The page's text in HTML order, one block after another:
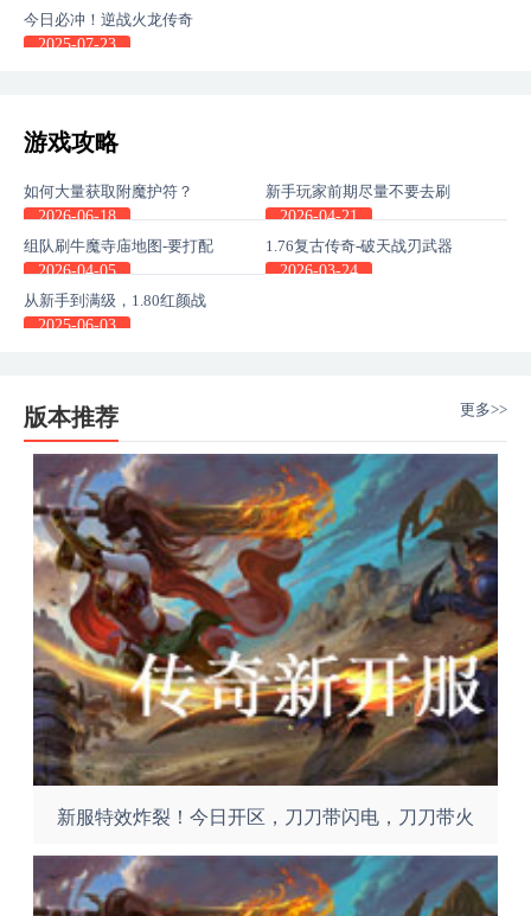
今日必冲！逆战火龙传奇
SF5倍爆率新区，装备拿到
2025-07-23
游戏攻略
如何大量获取附魔护符？
2026-06-18
新手玩家前期尽量不要去刷
副本地图，这些主线任务收
益也很高
2026-04-21
组队刷牛魔寺庙地图-要打配
合不然通关不了
2026-04-05
1.76复古传奇-破天战刃武器
不单是pk神器，更是身份的
2026-03-24
从新手到满级，1.80红颜战
神传奇SF高性价比装备组合
2025-06-03
版本推荐 更多>>
新服特效炸裂！今日开区，刀刀带闪电，刀刀带火
焰！